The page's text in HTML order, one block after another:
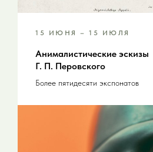
15 ИЮНЯ – 15 ИЮЛЯ
Анималистические эскизы
Г. П. Перовского
Более пятидесяти экспонатов